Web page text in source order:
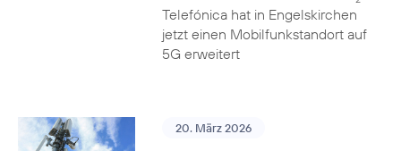
Telefónica hat in Engelskirchen
jetzt einen Mobilfunkstandort auf
5G erweitert
20. März 2026